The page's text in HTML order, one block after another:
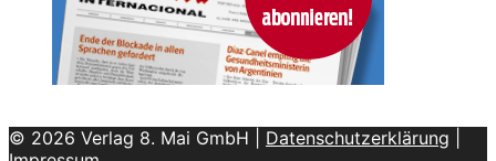
© 2026 Verlag 8. Mai GmbH | Datenschutzerklärung